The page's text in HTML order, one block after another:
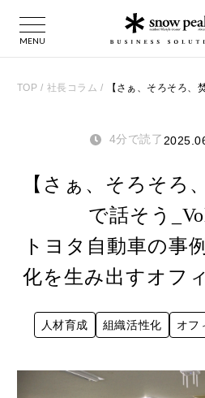
TOP / 社長コラム / 【さぁ、そろそろ
4分で読了
【さぁ、そろそろ
で話そう
トヨタ自動車の事
化を生み出すオフ
人材育成 組織活性化 オフ